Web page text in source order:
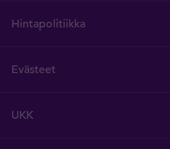
Hintapolitiikka
Evästeet
UKK